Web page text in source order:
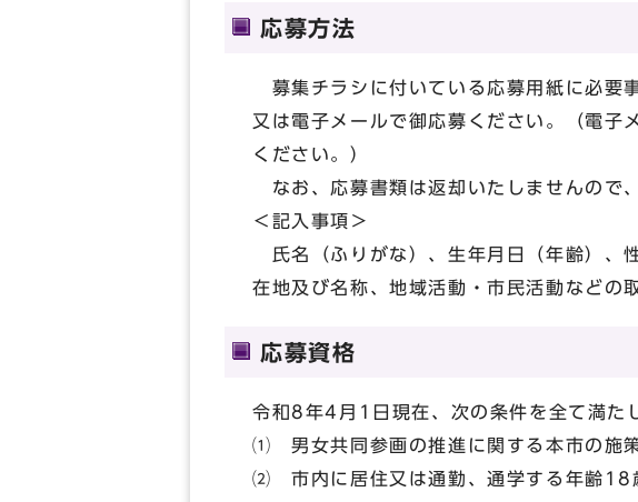
応募方法
募集チラシに付いている応募用紙に必要
又は電子メールで御応募ください。（電子
ください。）
なお、応募書類は返却いたしませんので
＜記入事項＞
氏名（ふりがな）、生年月日（年齢）、
在地及び名称、地域活動・市民活動などの
応募資格
令和8年4月1日現在、次の条件を全て満た
⑴ 男女共同参画の推進に関する本市の施
⑵ 市内に居住又は通勤、通学する年齢18